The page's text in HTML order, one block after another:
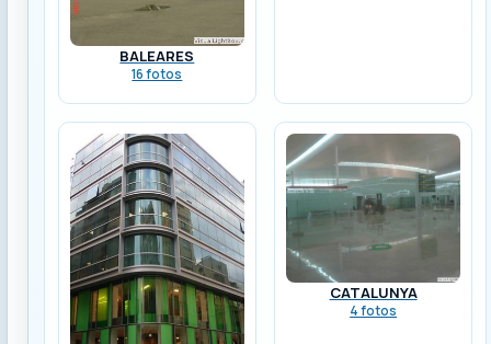
BALEARES
16 fotos
CATALUNYA
4 fotos